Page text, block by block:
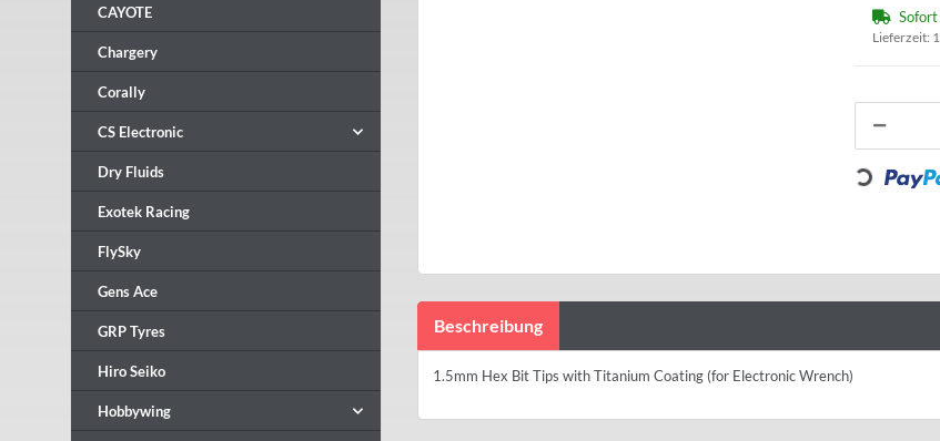
Lieferzeit:
Loading...
Beschreibung
1.5mm Hex Bit Tips with Titanium Coating (for Electronic Wrench)
CAYOTE
Chargery
Corally
CS Electronic
Dry Fluids
Exotek Racing
FlySky
Gens Ace
GRP Tyres
Hiro Seiko
Hobbywing